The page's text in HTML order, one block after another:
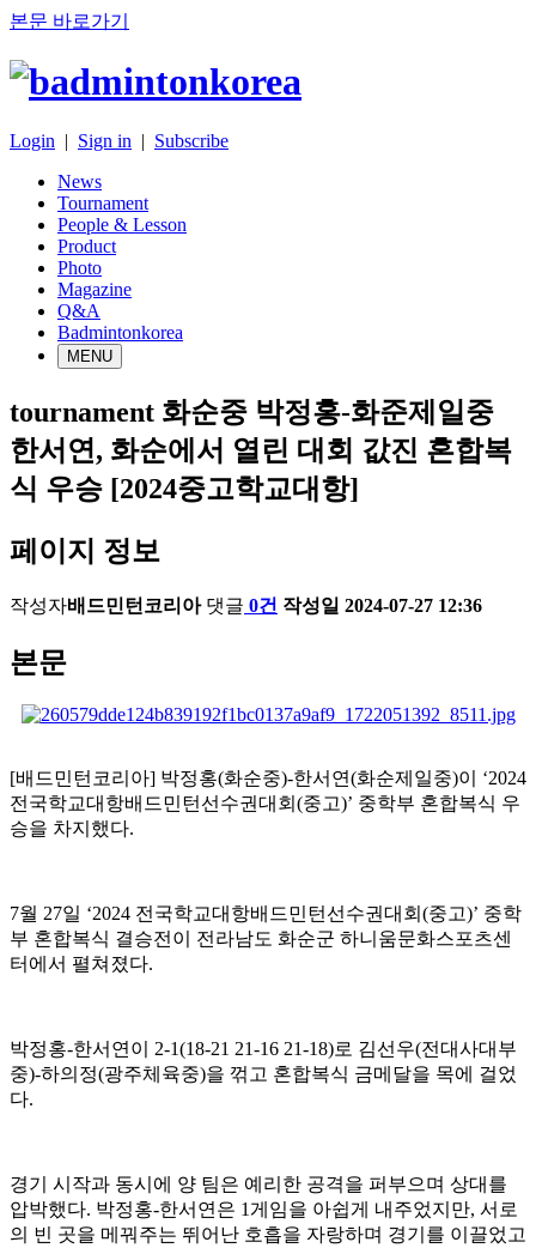
본문 바로가기
Login | Sign in | Subscribe
News
Tournament
People & Lesson
Product
Photo
Magazine
Q&A
Badmintonkorea
MENU
tournament 화순중 박정홍-화준제일중
한서연, 화순에서 열린 대회 값진 혼합복
식 우승 [2024중고학교대항]
페이지 정보
작성자배드민턴코리아 댓글 0건 작성일 2024-07-27 12:36
본문
[배드민턴코리아] 박정홍(화순중)-한서연(화순제일중)이 ‘2024
전국학교대항배드민턴선수권대회 (중고)’ 중학부 혼합복식 우
승을 차지했다.
7월 27일 ‘2024 전국학교대항배드민턴선수권대회 (중고)’ 중학
부 혼합복식 결승전이 전라남도 화순군 하니움문화스포츠센
터에서 펼쳐졌다.
박정홍-한서연이 2-1(18-21 21-16 21-18)로 김선우(전대사대부
중)-하의정(광주체육중)을 꺾고 혼합복식 금메달을 목에 걸었
다.
경기 시작과 동시에 양 팀은 예리한 공격을 퍼부으며 상대를
압박했다. 박정홍-한서연은 1게임을 아쉽게 내주었지만, 서로
의 빈 곳을 메꿔주는 뛰어난 호흡을 자랑하며 경기를 이끌었고